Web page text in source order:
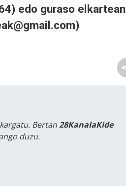
edo guraso elkartean
Bertan28KanalaKide
duzu.